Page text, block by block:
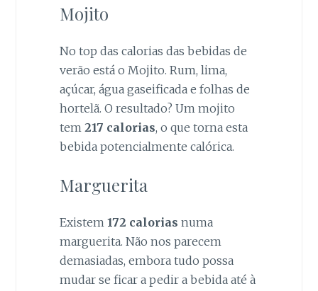
Mojito
No top das calorias das bebidas de
verão está o Mojito. Rum, lima,
açúcar, água gaseificada e folhas de
hortelã. O resultado? Um mojito
tem 217 calorias, o que torna esta
bebida potencialmente calórica.
Marguerita
Existem 172 calorias numa
marguerita. Não nos parecem
demasiadas, embora tudo possa
mudar se ficar a pedir a bebida até à